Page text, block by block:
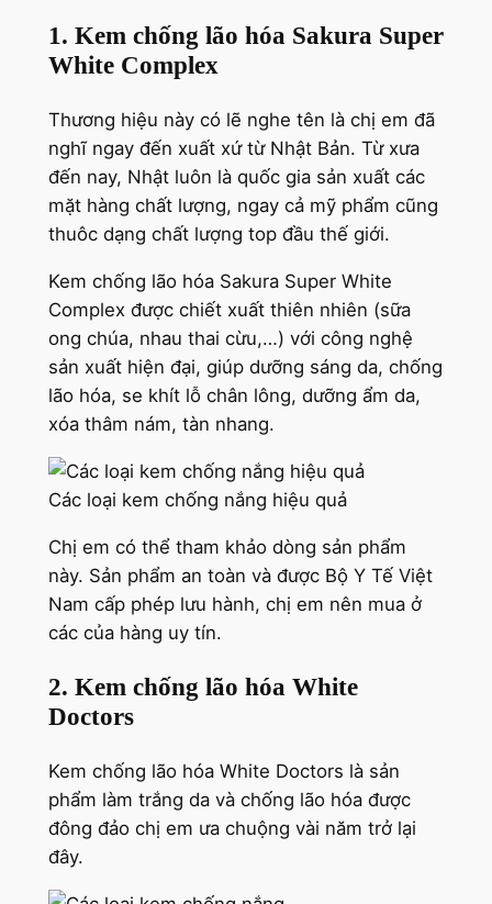
1. Kem chống lão hóa Sakura Super
White Complex
Thương hiệu này có lẽ nghe tên là chị em đã
nghĩ ngay đến xuất xứ từ Nhật Bản. Từ xưa
đến nay, Nhật luôn là quốc gia sản xuất các
mặt hàng chất lượng, ngay cả mỹ phẩm cũng
thuôc dạng chất lượng top đầu thế giới.
Kem chống lão hóa Sakura Super White
Complex được chiết xuất thiên nhiên (sữa
ong chúa, nhau thai cừu,…) với công nghệ
sản xuất hiện đại, giúp dưỡng sáng da, chống
lão hóa, se khít lỗ chân lông, dưỡng ẩm da,
xóa thâm nám, tàn nhang.
Các loại kem chống nắng hiệu quả
Chị em có thể tham khảo dòng sản phẩm
này. Sản phẩm an toàn và được Bộ Y Tế Việt
Nam cấp phép lưu hành, chị em nên mua ở
các của hàng uy tín.
2. Kem chống lão hóa White
Doctors
Kem chống lão hóa White Doctors là sản
phẩm làm trắng da và chống lão hóa được
đông đảo chị em ưa chuộng vài năm trở lại
đây.